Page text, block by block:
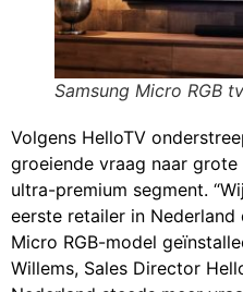
Samsung Micro RGB
Volgens HelloTV
groeiende vraag naar
ultra-premium segment.
eerste retailer in
Micro RGB-model
Willems, Sales Director